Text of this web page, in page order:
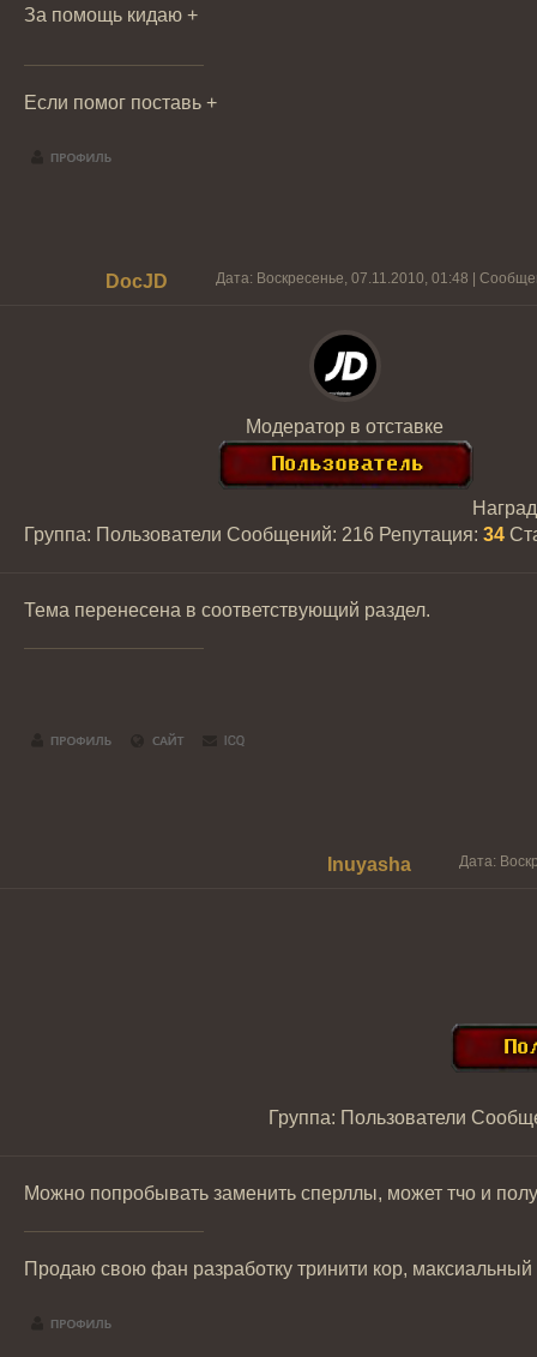
За помощь кидаю +
Если помог поставь +
DocJD Дата: Воскресенье, 07.11.2010, 01:48 |
Модератор в отставке
Группа: Пользователи Сообщений: 216 Репутация: 34
Тема перенесена в соответствующий раздел.
Inuyasha Дата:
Группа: Пользователи
Можно попробывать заменить сперллы, может тчо и
Продаю свою фан разработку тринити кор,